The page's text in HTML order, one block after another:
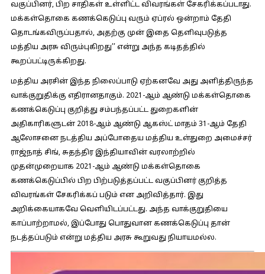
வகுப்பினர், பிற சாதிகள் உள்ளிட்ட விவரங்கள் சேகரிக்கப்படாது.
மக்கள்தொகை கணக்கெடுப்பு வரும் ஏப்ரல் ஒன்றாம் தேதி
தொடங்கவிருப்பதால், அதற்கு முன் இதை தெளிவுபடுத்த
மத்திய அரசு விரும்புகிறது’’ என்று அந்த கடிதத்தில்
கூறப்பட்டிருக்கிறது.
மத்திய அரசின் இந்த நிலைப்பாடு ஏற்கனவே அது அளித்திருந்த
வாக்குறுதிக்கு எதிரானதாகும். 2021-ஆம் ஆண்டு மக்கள்தொகை
கணக்கெடுப்பு குறித்து சம்பந்தப்பட்ட துறைகளின்
அதிகாரிகளுடன் 2018-ஆம் ஆண்டு ஆகஸ்ட் மாதம் 31-ஆம் தேதி
ஆலோசனை நடத்திய அப்போதைய மத்திய உள்துறை அமைச்சர்
ராஜ்நாத் சிங், சுதந்திர இந்தியாவின் வரலாற்றில்
முதன்முறையாக 2021-ஆம் ஆண்டு மக்கள்தொகை
கணக்கெடுப்பில் பிற பிற்படுத்தப்பட்ட வகுப்பினர் குறித்த
விவரங்கள் சேகரிக்கப் படும் என அறிவித்தார். இது
அறிக்கையாகவே வெளியிடப்பட்டது. அந்த வாக்குறுதியை
காப்பாற்றாமல், இப்போது பொதுவான கணக்கெடுப்பு தான்
நடத்தப்படும் என்று மத்திய அரசு கூறுவது நியாயமல்ல.